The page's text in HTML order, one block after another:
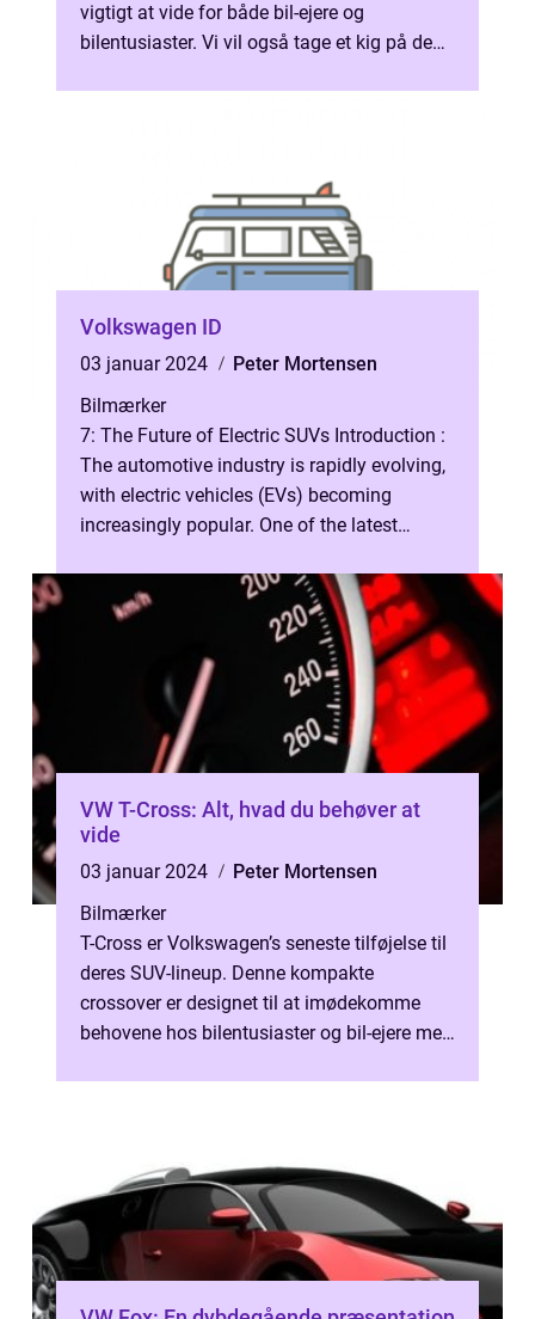
vigtigt at vide for både bil-ejere og
bilentusiaster. Vi vil også tage et kig på den
Volkswagen ID
03 januar 2024
Peter Mortensen
Bilmærker
7: The Future of Electric SUVs Introduction :
The automotive industry is rapidly evolving,
with electric vehicles (EVs) becoming
increasingly popular. One of the latest
VW T-Cross: Alt, hvad du behøver at
vide
03 januar 2024
Peter Mortensen
Bilmærker
T-Cross er Volkswagen’s seneste tilføjelse til
deres SUV-lineup. Denne kompakte
crossover er designet til at imødekomme
behovene hos bilentusiaster og bil-ejere med